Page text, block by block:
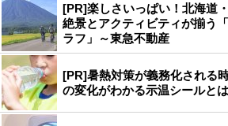
[PR]楽しさいっぱい！北海道
絶景とアクティビティが揃う
ラフ」～東急不動産
[PR]暑熱対策が義務化される
の変化がわかる示温シールと